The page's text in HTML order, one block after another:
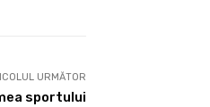
URMĂTOR
sportului